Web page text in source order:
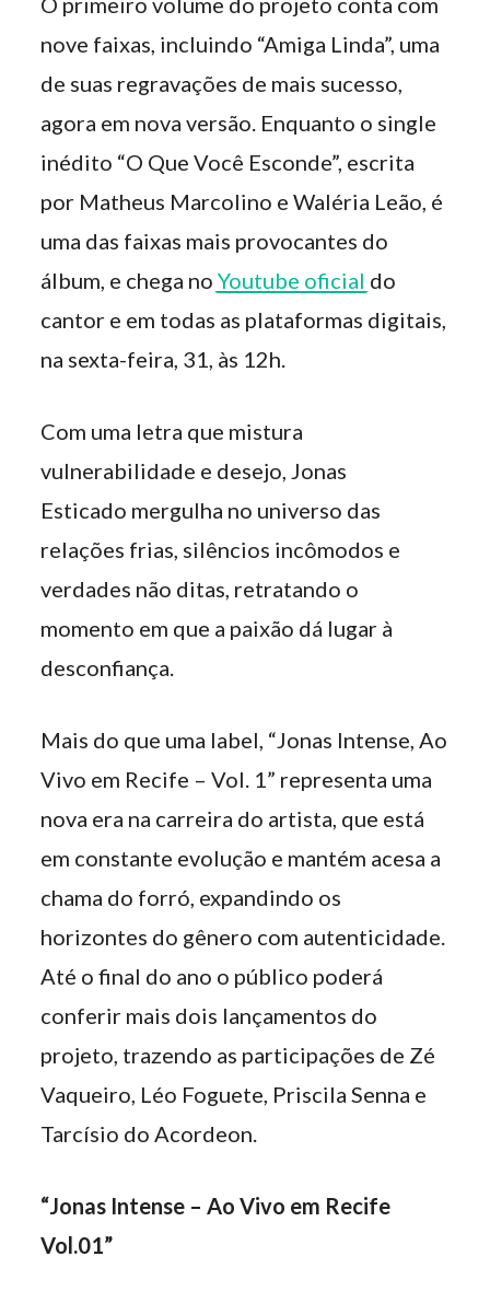
nove faixas, incluindo “Amiga Linda”, uma
de suas regravações de mais sucesso,
agora em nova versão. Enquanto o single
inédito “O Que Você Esconde”, escrita
por Matheus Marcolino e Waléria Leão, é
uma das faixas mais provocantes do
álbum, e chega noYoutube oficial do
cantor e em todas as plataformas digitais,
na sexta-feira, 31, às 12h.
Com uma letra que mistura
vulnerabilidade e desejo, Jonas
Esticado mergulha no universo das
relações frias, silêncios incômodos e
verdades não ditas, retratando o
momento em que a paixão dá lugar à
desconfiança.
Mais do que uma label, “Jonas Intense, Ao
Vivo em Recife – Vol. 1” representa uma
nova era na carreira do artista, que está
em constante evolução e mantém acesa a
chama do forró, expandindo os
horizontes do gênero com autenticidade.
Até o final do ano o público poderá
conferir mais dois lançamentos do
projeto, trazendo as participações de Zé
Vaqueiro, Léo Foguete, Priscila Senna e
Tarcísio do Acordeon.
“Jonas Intense – Ao Vivo em Recife
Vol.01”